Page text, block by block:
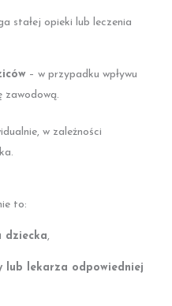
stałej opieki lub leczenia
– w przypadku wpływu
zawodową.
w zależności
to:
dziecka,
lub lekarza odpowiedniej